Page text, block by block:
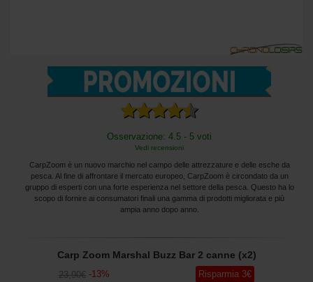
Osservazione: 4.5 - 5 voti
Vedi recensioni
CarpZoom è un nuovo marchio nel campo delle attrezzature e delle esche da
pesca. Al fine di affrontare il mercato europeo, CarpZoom è circondato da un
gruppo di esperti con una forte esperienza nel settore della pesca. Questo ha lo
scopo di fornire ai consumatori finali una gamma di prodotti migliorata e più
ampia anno dopo anno.
Carp Zoom Marshal Buzz Bar 2 canne (x2)
23,90€ -13% Risparmia 3€